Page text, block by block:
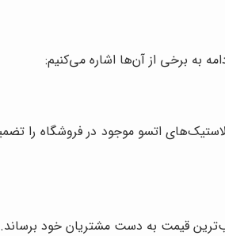
به برخی از آن‌ها اشاره می‌کنیم:
اتسو موجود در فروشگاه را
قیمت به دست مشتریان خود برساند.